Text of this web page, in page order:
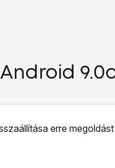
erre